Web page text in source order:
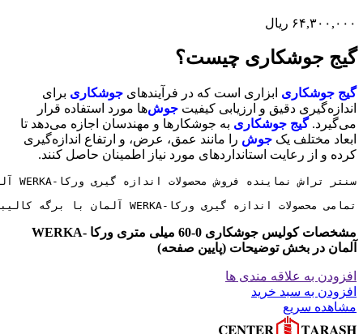
۶۴,۳۰۰,۰۰۰ ریال
گیج جوشکاری چیست؟
گیج جوشکاری ابزاری است که در فرآیندهای جوشکاری برای
اندازه‌گیری دقیق و ارزیابی کیفیت جوش‌ها مورد استفاده قرار
می‌گیرد.گیج جوشکاری به جوشکارها و مهندسان اجازه می‌دهد تا
ابعاد مختلف یک جوش را مانند عمق، عرض، و ارتفاع اندازه‌گیری
کرده و از رعایت استانداردهای مورد نیاز اطمینان حاصل کنند.
تمامی محصولات اندازه گیری ورکا-WERKA آلمان با برگه کالیبراسیون معتبر و 6 ماه ضمانت کالیبره به مشتریان ارائه میگردد
مشخصات کولیس جوشکاری 0-60 میلی متری ورکا -WERKA
آلمان در بخش توضیحات (پایین صفحه)
افزودن به علاقه مندی ها
افزودن به سبد خرید
مشاهده سریع